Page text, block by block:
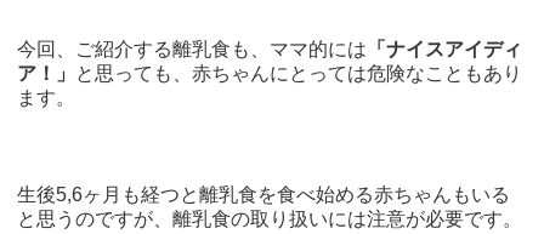
今回、ご紹介する離乳食も、ママ的には 「ナイスアイディ
ア！」 と思っても、赤ちゃんにとっては危険なこともあり
ます。
生後5,6ヶ月も経つと離乳食を食べ始める赤ちゃんもいる
と思うのですが、離乳食の取り扱いには注意が必要です。